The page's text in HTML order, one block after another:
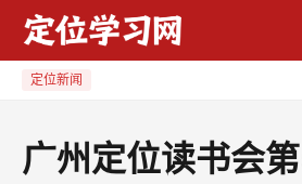
定位新闻
广州定位读书会